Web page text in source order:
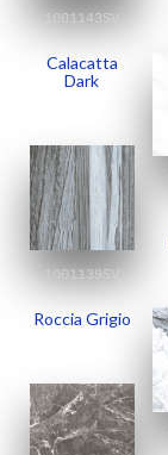
1001143SV
Calacatta
Dark
1001139SV
Roccia Grigio